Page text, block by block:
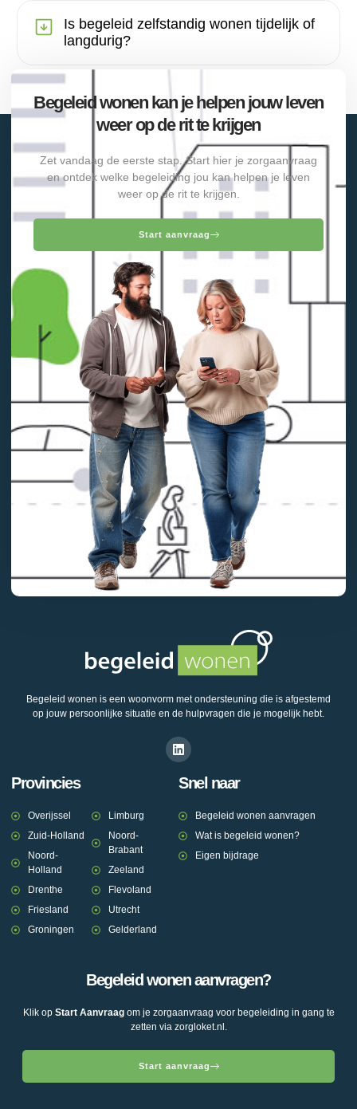
Is begeleid zelfstandig wonen tijdelijk of
langdurig?
Begeleid wonen kan je helpen jouw leven
weer op de rit te krijgen
Zet vandaag de eerste stap. Start hier je zorgaanvraag
en ontdek welke begeleiding jou kan helpen je leven
weer op de rit te krijgen.
Start aanvraag
Begeleid wonen is een woonvorm met ondersteuning die is afgestemd
op jouw persoonlijke situatie en de hulpvragen die je mogelijk hebt.
Provincies
Overijssel
Zuid-Holland
Noord-
Holland
Drenthe
Friesland
Groningen
Limburg
Noord-
Brabant
Zeeland
Flevoland
Utrecht
Gelderland
Snel naar
Begeleid wonen aanvragen
Wat is begeleid wonen?
Eigen bijdrage
Begeleid wonen aanvragen?
Klik op Start Aanvraagom je zorgaanvraag voor begeleiding in gang te
zetten via zorgloket.nl.
Start aanvraag